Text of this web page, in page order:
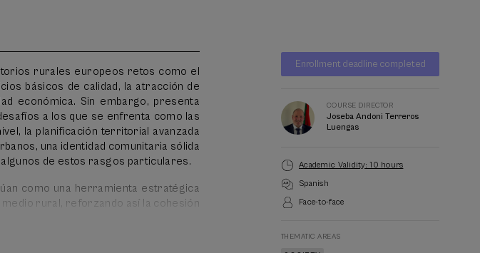
rurales europeos retos como el
básicos de calidad, la atracción de
económica. Sin embargo, presenta
a los que se enfrenta como las
la planificación territorial avanzada
una identidad comunitaria sólida
de estos rasgos particulares.
como una herramienta estratégica
rural, reforzando así la cohesión
Date expired
Waiting
Enrollment deadline completed
COURSE DIRECTOR
Joseba Andoni Terreros
Luengas
Academic Validity: 10 hours
Spanish
Face-to-face
THEMATIC AREAS